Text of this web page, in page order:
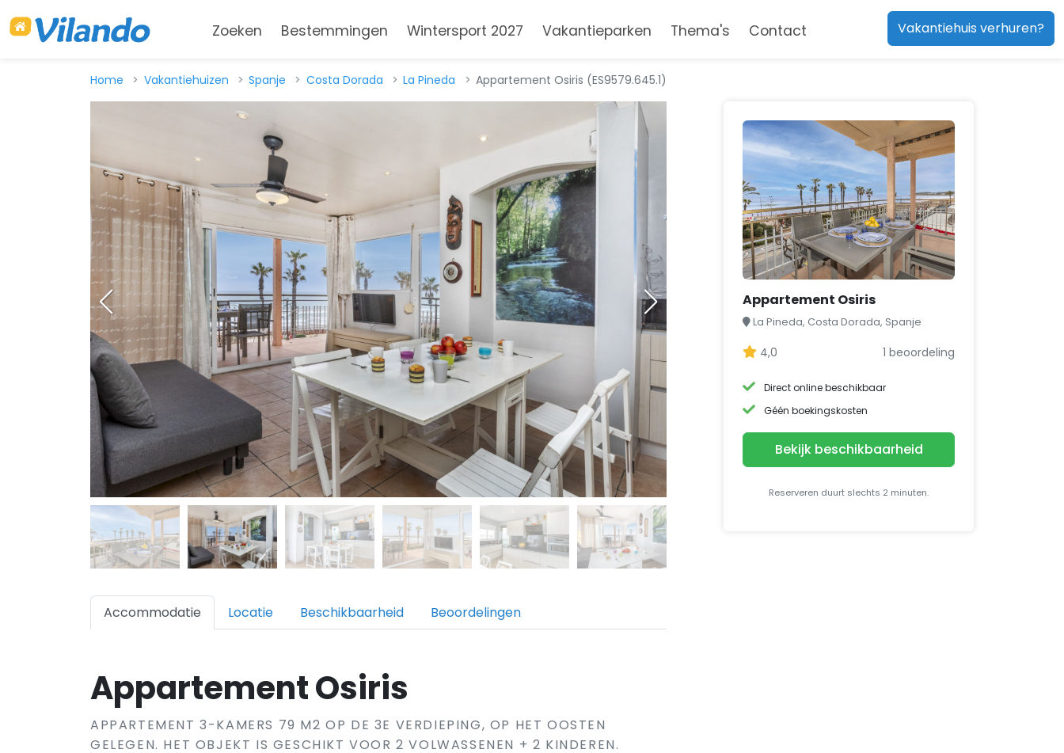
Zoeken Bestemmingen Wintersport 2027 Vakantieparken Thema's Contact Vakantiehuis verhuren?
Home Vakantiehuizen Spanje Costa Dorada La Pineda Appartement Osiris (ES9579.645.1)
Accommodatie Locatie Beschikbaarheid Beoordelingen
Appartement Osiris
APPARTEMENT 3-KAMERS 79 M2 OP DE 3E VERDIEPING, OP HET OOSTEN
GELEGEN. HET OBJEKT IS GESCHIKT VOOR 2 VOLWASSENEN + 2 KINDEREN.
Appartement Osiris
La Pineda, Costa Dorada, Spanje
4,0 1 beoordeling
Direct online beschikbaar
Géén boekingskosten
Bekijk beschikbaarheid
Reserveren duurt slechts 2 minuten.